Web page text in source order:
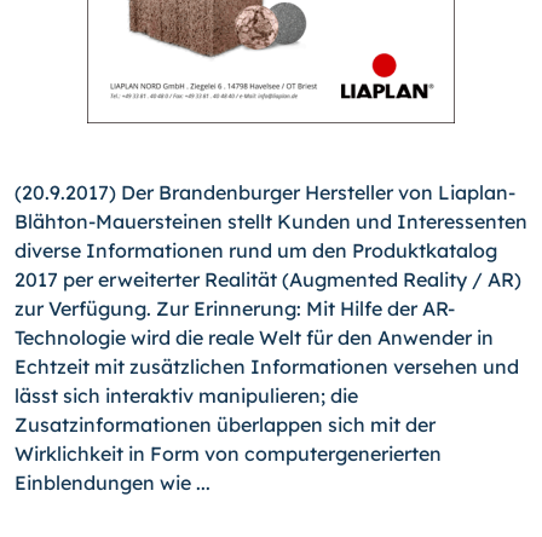
(20.9.2017) Der Brandenburger Hersteller von Liaplan-
Blähton-Mauersteinen stellt Kunden und Interessenten
diverse Informationen rund um den Produktkatalog
2017 per erweiterter Realität (Augmented Reality / AR)
zur Verfügung. Zur Erinnerung: Mit Hilfe der AR-
Technologie wird die reale Welt für den Anwender in
Echtzeit mit zusätzlichen Informationen versehen und
lässt sich interaktiv manipulieren; die
Zusatzinformationen überlappen sich mit der
Wirklichkeit in Form von computergenerierten
Einblendungen wie ...